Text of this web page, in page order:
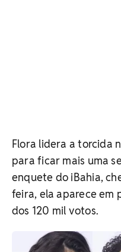
Flora lidera a torcida
para ficar mais uma
enquete do iBahia,
feira, ela aparece em
dos 120 mil votos.